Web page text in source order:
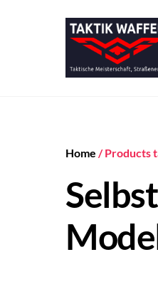
Home / Products